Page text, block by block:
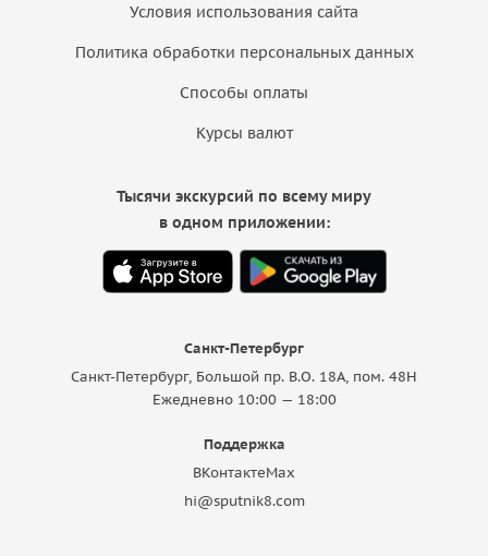
Условия использования сайта
Политика обработки персональных данных
Способы оплаты
Курсы валют
Санкт-Петербург
Санкт-Петербург, Большой пр. В.О. 18A, пом. 48Н
Ежедневно 10:00 — 18:00
Поддержка
ВКонтактеMax
hi@sputnik8.com
Тысячи экскурсий по всему миру
в одном приложении: